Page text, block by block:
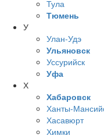
Тула
Тюмень
У
Улан-Удэ
Ульяновск
Уссурийск
Уфа
Х
Хабаровск
Ханты-
Хасавюрт
Химки